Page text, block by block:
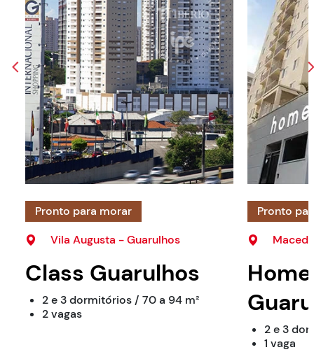
Pronto para morar
Vila Augusta - Guarulhos
Class Guarulhos
2 e 3 dormitórios / 70 a 94 m²
2 vagas
Pronto
2 e 3
1 vaga